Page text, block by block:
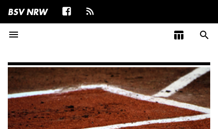
BSV NRW
menu
table_chart search